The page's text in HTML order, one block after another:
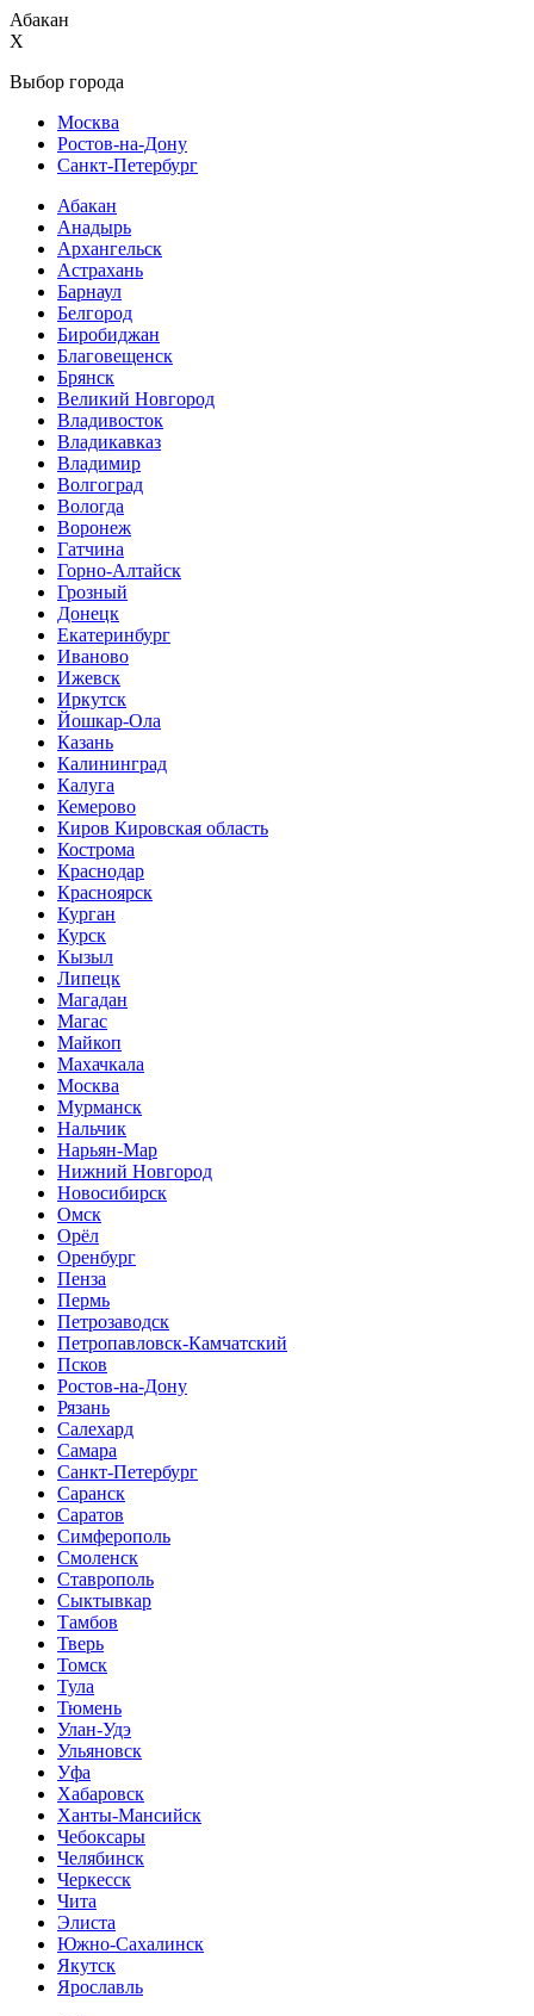
Абакан
X
Выбор города
Москва
Ростов-на-Дону
Санкт-Петербург
Абакан
Анадырь
Архангельск
Астрахань
Барнаул
Белгород
Биробиджан
Благовещенск
Брянск
Великий Новгород
Владивосток
Владикавказ
Владимир
Волгоград
Вологда
Воронеж
Гатчина
Горно-Алтайск
Грозный
Донецк
Екатеринбург
Иваново
Ижевск
Иркутск
Йошкар-Ола
Казань
Калининград
Калуга
Кемерово
Киров Кировская область
Кострома
Краснодар
Красноярск
Курган
Курск
Кызыл
Липецк
Магадан
Магас
Майкоп
Махачкала
Москва
Мурманск
Нальчик
Нарьян-Мар
Нижний Новгород
Новосибирск
Омск
Орёл
Оренбург
Пенза
Пермь
Петрозаводск
Петропавловск-Камчатский
Псков
Ростов-на-Дону
Рязань
Салехард
Самара
Санкт-Петербург
Саранск
Саратов
Симферополь
Смоленск
Ставрополь
Сыктывкар
Тамбов
Тверь
Томск
Тула
Тюмень
Улан-Удэ
Ульяновск
Уфа
Хабаровск
Ханты-Мансийск
Чебоксары
Челябинск
Черкесск
Чита
Элиста
Южно-Сахалинск
Якутск
Ярославль